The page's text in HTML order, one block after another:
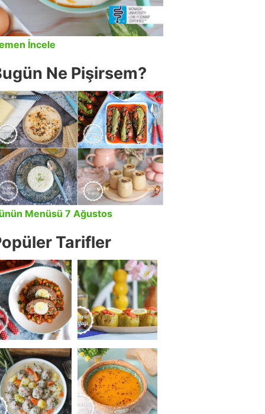
İncele
Ne Pişirsem?
Menüsü 7 Ağustos
Tarifler